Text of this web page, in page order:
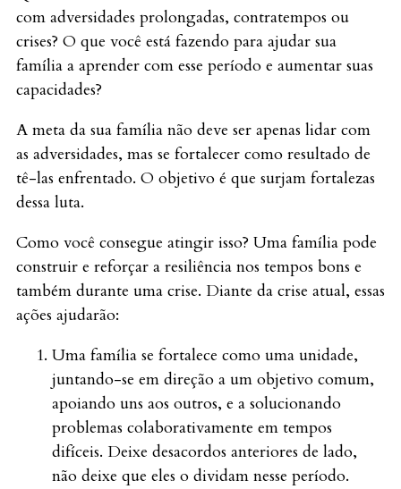
com adversidades prolongadas, contratempos ou
crises? O que você está fazendo para ajudar sua
família a aprender com esse período e aumentar suas
capacidades?
A meta da sua família não deve ser apenas lidar com
as adversidades, mas se fortalecer como resultado de
tê-las enfrentado. O objetivo é que surjam fortalezas
dessa luta.
Como você consegue atingir isso? Uma família pode
construir e reforçar a resiliência nos tempos bons e
também durante uma crise. Diante da crise atual, essas
ações ajudarão:
Uma família se fortalece como uma unidade,
juntando-se em direção a um objetivo comum,
apoiando uns aos outros, e a solucionando
problemas colaborativamente em tempos
difíceis. Deixe desacordos anteriores de lado,
não deixe que eles o dividam nesse período.